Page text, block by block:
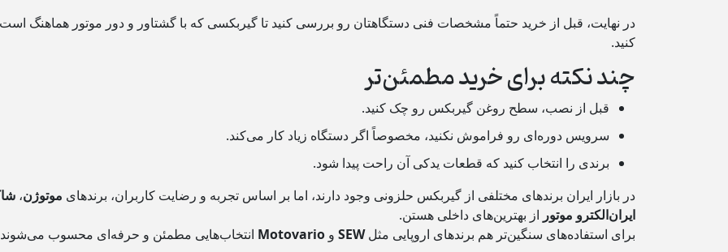
در نهایت، قبل از خرید حتماً مشخصات فنی دستگاهتان رو بررسی کنید تا گیربکسی که با گشتاور و دور موتور هماهنگ است
کنید.
چند نکته برای خرید مطمئن‌تر
قبل از نصب، سطح روغن گیربکس رو چک کنید.
سرویس دوره‌ای رو فراموش نکنید، مخصوصاً اگر دستگاه زیاد کار می‌کند.
برندی را انتخاب کنید که قطعات یدکی آن راحت پیدا شود.
در بازار ایران برندهای مختلفی از گیربکس حلزونی وجود دارند، اما بر اساس تجربه و رضایت کاربران، برندهای موتوژن،
ایران‌الکترو موتور از بهترین‌های داخلی هستن.
برای استفاده‌های سنگین‌تر هم برندهای اروپایی مثلSEW و Motovario انتخاب‌هایی مطمئن و حرفه‌ای محسوب